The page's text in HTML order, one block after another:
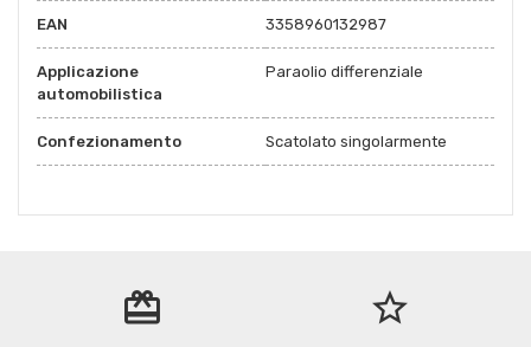
EAN 3358960132987
Applicazione
automobilistica
Paraolio differenziale
Confezionamento Scatolato singolarmente
redeem star_border